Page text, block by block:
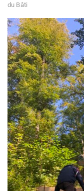
du Bâti